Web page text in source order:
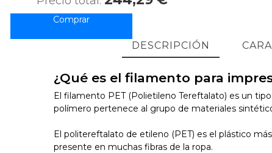
DESCRIPCIÓN
¿Qué es el filamento para
El filamento PET (Polietileno Tereftalato) es un
polímero pertenece al grupo de materiales
El politereftalato de etileno (PET) es el plástico
presente en muchas fibras de la ropa.